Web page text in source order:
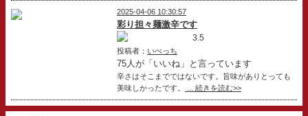
2025-04-06 10:30:57
彩り担々麺激辛です
3.5
投稿者： いべっち
75人が「いいね」と言っています
辛さはそこまでではないです。旨味がありとっても
美味しかったです。
... 続きを読む>>